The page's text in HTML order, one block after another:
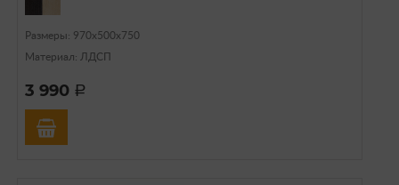
Размеры: 970х500х750
Материал: ЛДСП
3 990 a